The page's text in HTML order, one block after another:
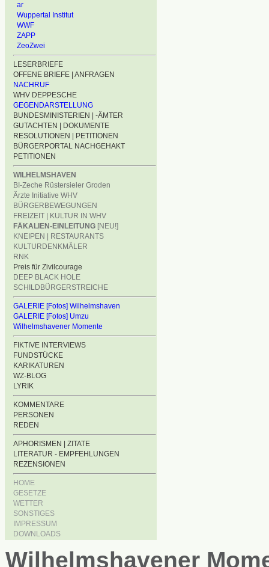
ar
Wuppertal Institut
WWF
ZAPP
ZeoZwei
LESERBRIEFE
OFFENE BRIEFE | ANFRAGEN
NACHRUF
WHV DEPPESCHE
GEGENDARSTELLUNG
BUNDESMINISTERIEN | -ÄMTER
GUTACHTEN | DOKUMENTE
RESOLUTIONEN | PETITIONEN
BÜRGERPORTAL NACHGEHAKT
PETITIONEN
WILHELMSHAVEN
BI-Zeche Rüstersieler Groden
Ärzte Initiative WHV
BÜRGERBEWEGUNGEN
FREIZEIT | KULTUR IN WHV
FÄKALIEN-EINLEITUNG [NEU!]
KNEIPEN | RESTAURANTS
KULTURDENKMÄLER
RNK
Preis für Zivilcourage
DEEP BLACK HOLE
SCHILDBÜRGERSTREICHE
GALERIE [Fotos] Wilhelmshaven
GALERIE [Fotos] Umzu
Wilhelmshavener Momente
FIKTIVE INTERVIEWS
FUNDSTÜCKE
KARIKATUREN
WZ-BLOG
LYRIK
KOMMENTARE
PERSONEN
REDEN
APHORISMEN | ZITATE
LITERATUR - EMPFEHLUNGEN
REZENSIONEN
HOME
GESETZE
WETTER
SONSTIGES
IMPRESSUM
DOWNLOADS
Wilhelmshavener